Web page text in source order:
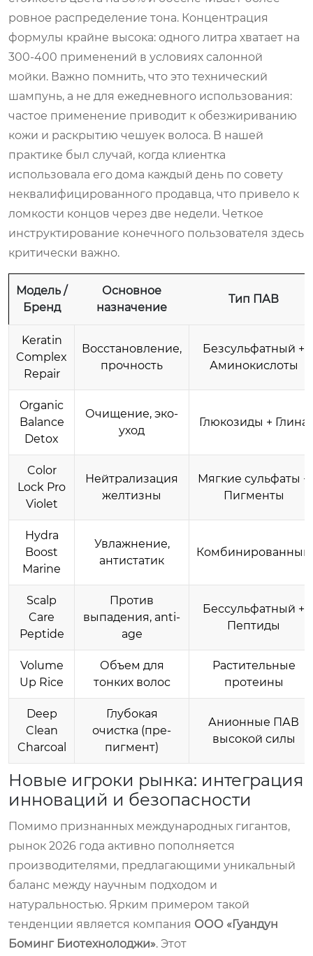
ровное распределение тона. Концентрация
формулы крайне высока: одного литра хватает на
300-400 применений в условиях салонной
мойки. Важно помнить, что это технический
шампунь, а не для ежедневного использования:
частое применение приводит к обезжириванию
кожи и раскрытию чешуек волоса. В нашей
практике был случай, когда клиентка
использовала его дома каждый день по совету
неквалифицированного продавца, что привело к
ломкости концов через две недели. Четкое
инструктирование конечного пользователя здесь
критически важно.
Модель /
Бренд
Основное
назначение
Тип ПАВ
Keratin
Complex
Repair
Восстановление,
прочность
Безсульфатный +
Аминокислоты
Organic
Balance
Detox
Очищение, эко-
уход
Глюкозиды + Глина
Color
Lock Pro
Violet
Нейтрализация
желтизны
Мягкие сульфаты +
Пигменты
Hydra
Boost
Marine
Увлажнение,
антистатик
Комбинированный
Scalp
Care
Peptide
Против
выпадения, anti-
age
Бессульфатный +
Пептиды
Volume
Up Rice
Объем для
тонких волос
Растительные
протеины
Deep
Clean
Charcoal
Глубокая
очистка (пре-
пигмент)
Анионные ПАВ
высокой силы
Новые игроки рынка: интеграция
инноваций и безопасности
Помимо признанных международных гигантов,
рынок 2026 года активно пополняется
производителями, предлагающими уникальный
баланс между научным подходом и
натуральностью. Ярким примером такой
тенденции является компания ООО «Гуандун
Боминг Биотехнолоджи». Этот